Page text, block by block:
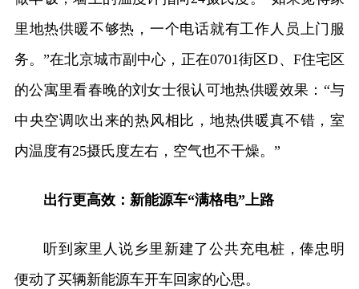
里地热供暖不够热，一个电话就有工作人员上门服
务。”在北京城市副中心，正在0701街区D、F住宅区
的公寓里看春晚的刘女士很认可地热供暖效果：“与
中央空调吹出来的热风相比，地热供暖真不错，室
内温度有25摄氏度左右，空气也不干燥。”
出行更高效：新能源车“满格电”上路
听到家里人说乡里新建了公共充电桩，俸忠明
便动了买辆新能源车开车回家的心思。